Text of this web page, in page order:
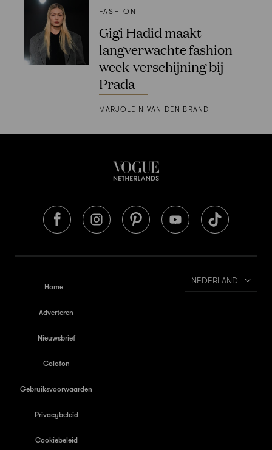
FASHION
Gigi Hadid maakt
langverwachte fashion
week-verschijning bij
Prada
MARJOLEIN VAN DEN BRAND
Home
Adverteren
Nieuwsbrief
Colofon
Gebruiksvoorwaarden
Privacybeleid
Cookiebeleid
NEDERLAND